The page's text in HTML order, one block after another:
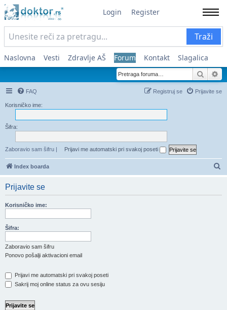
Login Register
Traži
Naslovna Vesti Zdravlje AŠ Forum Kontakt Slagalica
FAQ Prijavite se
Registruj se
Korisničko ime:
Šifra:
Zaboravio sam šifru | Prijavi me automatski pri svakoj poseti
Index boarda
Prijavite se
Korisničko ime:
Šifra:
Zaboravio sam šifru
Ponovo pošalji aktivacioni email
Prijavi me automatski pri svakoj poseti
Sakrij moj online status za ovu sesiju